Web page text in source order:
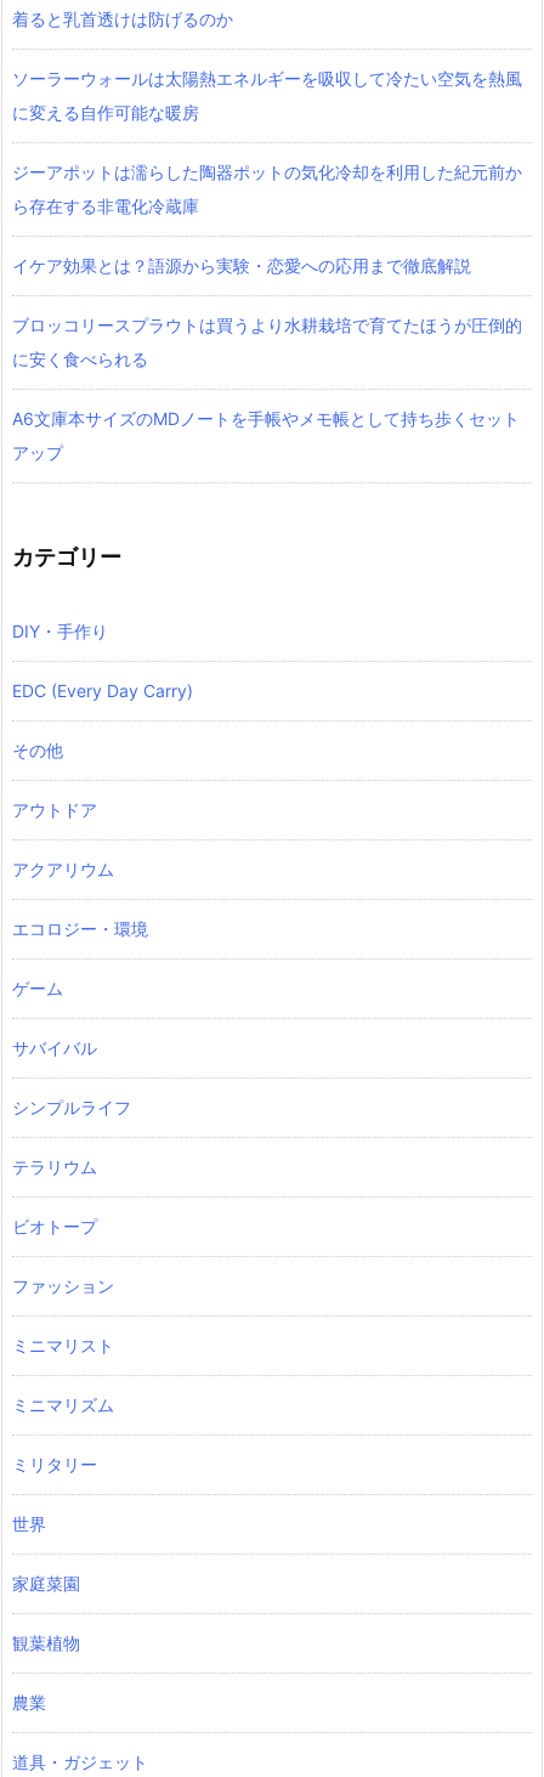
着ると乳首透けは防げるのか
ソーラーウォールは太陽熱エネルギーを吸収して冷たい空気を熱風
に変える自作可能な暖房
ジーアポットは濡らした陶器ポットの気化冷却を利用した紀元前か
ら存在する非電化冷蔵庫
イケア効果とは？語源から実験・恋愛への応用まで徹底解説
ブロッコリースプラウトは買うより水耕栽培で育てたほうが圧倒的
に安く食べられる
A6文庫本サイズのMDノートを手帳やメモ帳として持ち歩くセット
アップ
カテゴリー
DIY・手作り
EDC (Every Day Carry)
その他
アウトドア
アクアリウム
エコロジー・環境
ゲーム
サバイバル
シンプルライフ
テラリウム
ビオトープ
ファッション
ミニマリスト
ミニマリズム
ミリタリー
世界
家庭菜園
観葉植物
農業
道具・ガジェット